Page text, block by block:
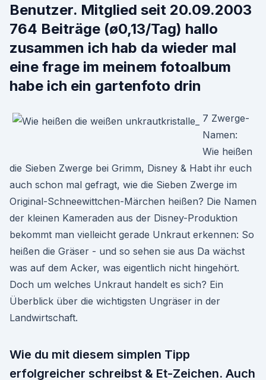
Benutzer. Mitglied seit 20.09.2003
764 Beiträge (ø0,13/Tag) hallo
zusammen ich hab da wieder mal
eine frage im meinem fotoalbum
habe ich ein gartenfoto drin
7 Zwerge-
Namen:
Wie heißen
die Sieben Zwerge bei Grimm, Disney & Habt ihr euch
auch schon mal gefragt, wie die Sieben Zwerge im
Original-Schneewittchen-Märchen heißen? Die Namen
der kleinen Kameraden aus der Disney-Produktion
bekommt man vielleicht gerade Unkraut erkennen: So
heißen die Gräser - und so sehen sie aus Da wächst
was auf dem Acker, was eigentlich nicht hingehört.
Doch um welches Unkraut handelt es sich? Ein
Überblick über die wichtigsten Ungräser in der
Landwirtschaft.
Wie du mit diesem simplen Tipp
erfolgreicher schreibst & Et-Zeichen. Auch